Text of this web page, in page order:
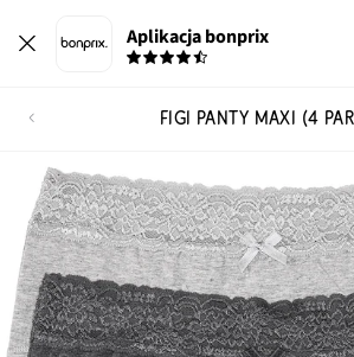
Aplikacja bonprix
FIGI PANTY MAXI (4